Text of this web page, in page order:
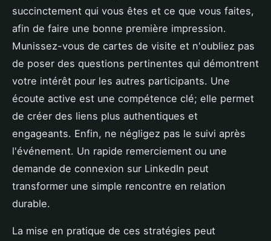
succinctement qui vous êtes et ce que vous faites,
afin de faire une bonne première impression.
Munissez-vous de cartes de visite et n'oubliez pas
de poser des questions pertinentes qui démontrent
votre intérêt pour les autres participants. Une
écoute active est une compétence clé; elle permet
de créer des liens plus authentiques et
engageants. Enfin, ne négligez pas le suivi après
l'événement. Un rapide remerciement ou une
demande de connexion sur LinkedIn peut
transformer une simple rencontre en relation
durable.
La mise en pratique de ces stratégies peut